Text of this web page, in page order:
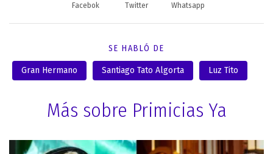
Facebok Twitter Whatsapp
SE HABLÓ DE
Gran Hermano Santiago Tato Algorta Luz Tito
Más sobre Primicias Ya